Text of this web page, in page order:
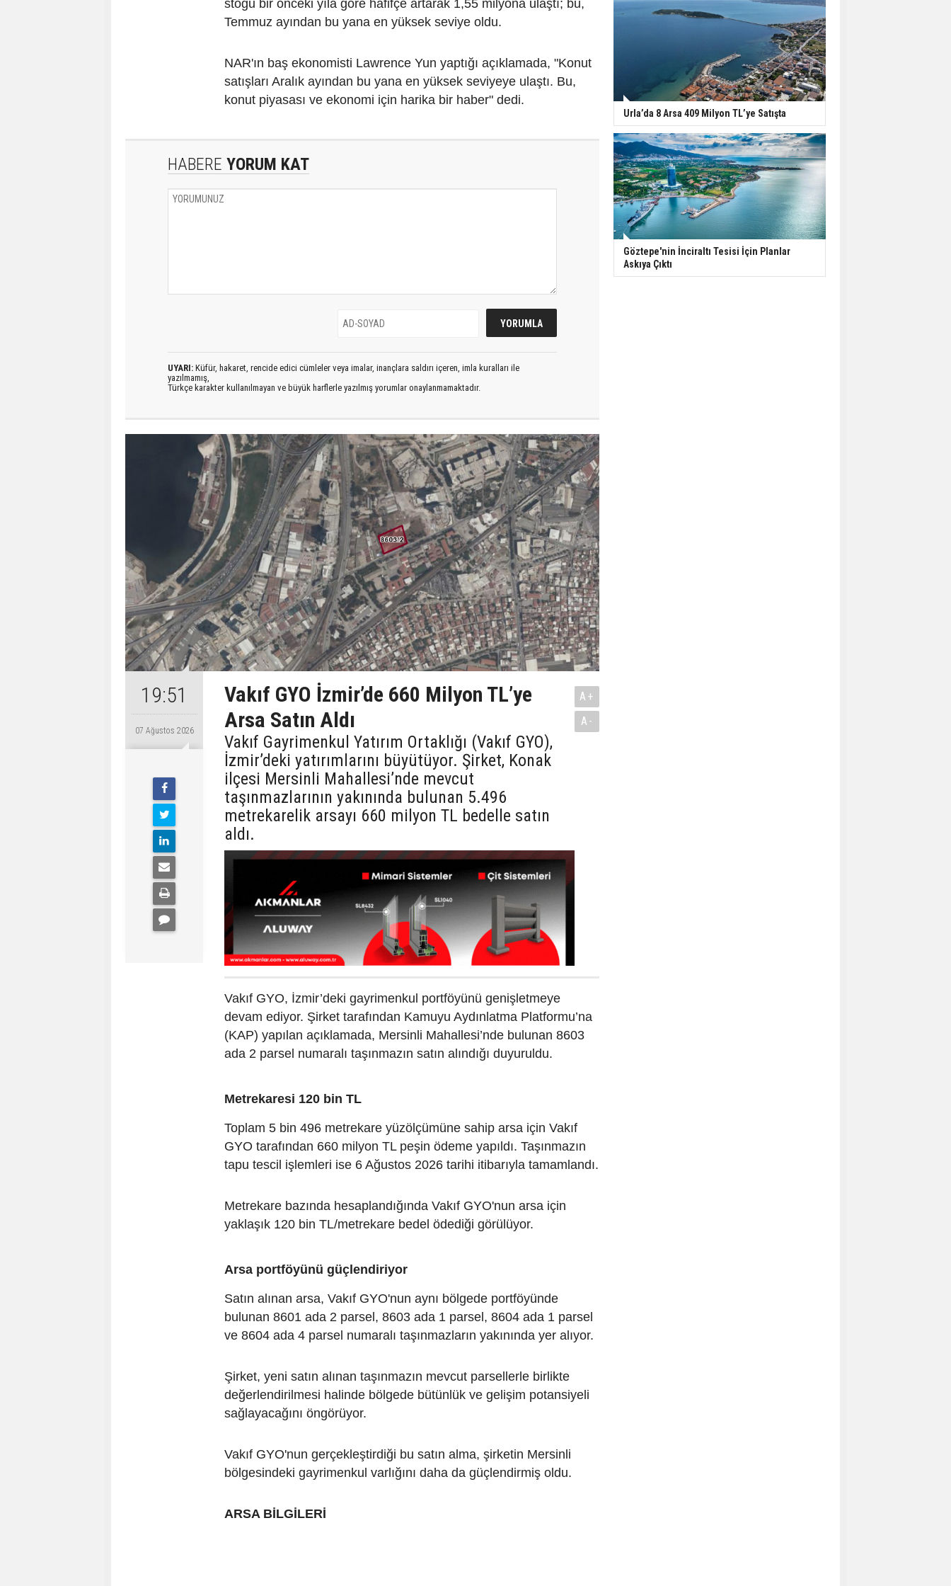
stoğu bir önceki yıla göre hafifçe artarak 1,55 milyona ulaştı; bu,
Temmuz ayından bu yana en yüksek seviye oldu.
NAR'ın baş ekonomisti Lawrence Yun yaptığı açıklamada, "Konut
satışları Aralık ayından bu yana en yüksek seviyeye ulaştı. Bu,
konut piyasası ve ekonomi için harika bir haber" dedi.
HABERE YORUM KAT
UYARI: Küfür, hakaret, rencide edici cümleler veya imalar, inançlara saldırı içeren, imla kuralları ile
yazılmamış,
Türkçe karakter kullanılmayan ve büyük harflerle yazılmış yorumlar onaylanmamaktadır.
19:51
07 Ağustos 2026
Vakıf GYO İzmir’de 660 Milyon TL’ye
Arsa Satın Aldı
Vakıf Gayrimenkul Yatırım Ortaklığı (Vakıf GYO),
İzmir’deki yatırımlarını büyütüyor. Şirket, Konak
ilçesi Mersinli Mahallesi’nde mevcut
taşınmazlarının yakınında bulunan 5.496
metrekarelik arsayı 660 milyon TL bedelle satın
aldı.
A+
A-
Vakıf GYO, İzmir’deki gayrimenkul portföyünü genişletmeye
devam ediyor. Şirket tarafından Kamuyu Aydınlatma Platformu’na
(KAP) yapılan açıklamada, Mersinli Mahallesi’nde bulunan 8603
ada 2 parsel numaralı taşınmazın satın alındığı duyuruldu.
Metrekaresi 120 bin TL
Toplam 5 bin 496 metrekare yüzölçümüne sahip arsa için Vakıf
GYO tarafından 660 milyon TL peşin ödeme yapıldı. Taşınmazın
tapu tescil işlemleri ise 6 Ağustos 2026 tarihi itibarıyla tamamlandı.
Metrekare bazında hesaplandığında Vakıf GYO'nun arsa için
yaklaşık 120 bin TL/metrekare bedel ödediği görülüyor.
Arsa portföyünü güçlendiriyor
Satın alınan arsa, Vakıf GYO'nun aynı bölgede portföyünde
bulunan 8601 ada 2 parsel, 8603 ada 1 parsel, 8604 ada 1 parsel
ve 8604 ada 4 parsel numaralı taşınmazların yakınında yer alıyor.
Şirket, yeni satın alınan taşınmazın mevcut parsellerle birlikte
değerlendirilmesi halinde bölgede bütünlük ve gelişim potansiyeli
sağlayacağını öngörüyor.
Vakıf GYO'nun gerçekleştirdiği bu satın alma, şirketin Mersinli
bölgesindeki gayrimenkul varlığını daha da güçlendirmiş oldu.
ARSA BİLGİLERİ
Urla’da 8 Arsa 409 Milyon TL’ye Satışta
Göztepe'nin İnciraltı Tesisi İçin Planlar
Askıya Çıktı